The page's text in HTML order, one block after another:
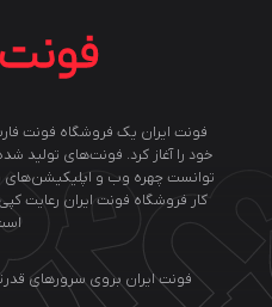
خود را آغاز کرد. فونت‌های
توانست چهره وب و اپلیکیشن‌های
کار فروشگاه فونت ایران رعایت
فونت ایران بروی سرورهای